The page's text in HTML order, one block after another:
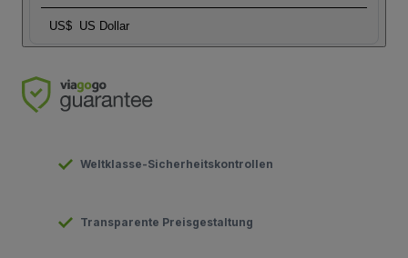
US$ US Dollar
Weltklasse-Sicherheitskontrollen
Transparente Preisgestaltung